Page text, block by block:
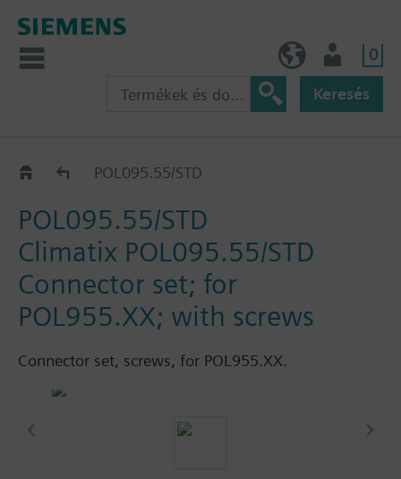
0
Keresés
KatalógusPOL095.55/STD
POL095.55/STD
Climatix POL095.55/STD
Connector set; for
POL955.XX; with screws
Connector set, screws, for POL955.XX.